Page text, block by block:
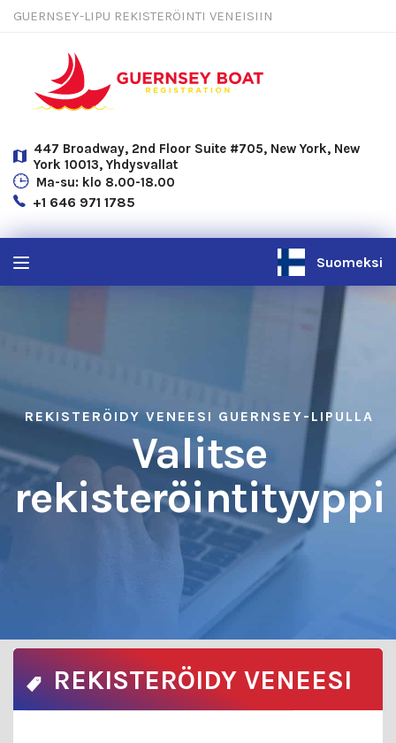
GUERNSEY-LIPU REKISTERÖINTI VENEISIIN
447 Broadway, 2nd Floor Suite #705, New York, New
York 10013, Yhdysvallat
Ma-su: klo 8.00-18.00
+1 646 971 1785
Suomeksi
REKISTERÖIDY VENEESI GUERNSEY-LIPULLA
Valitse
rekisteröintityyppi
REKISTERÖIDY VENEESI
GUERNSEY-LIPULLA